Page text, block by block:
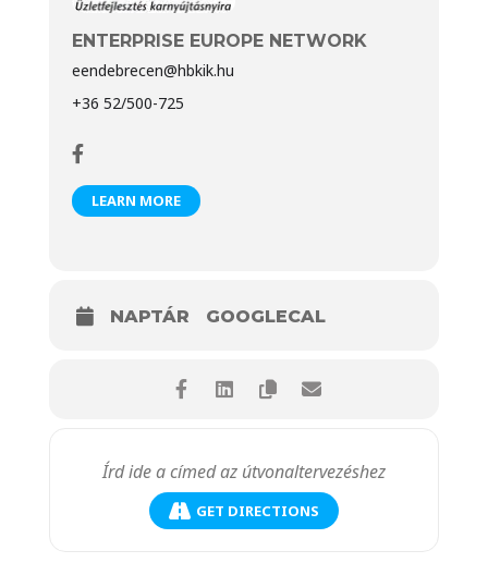
ENTERPRISE EUROPE NETWORK
eendebrecen@hbkik.hu
+36 52/500-725
LEARN MORE
NAPTÁR GOOGLECAL
GET DIRECTIONS